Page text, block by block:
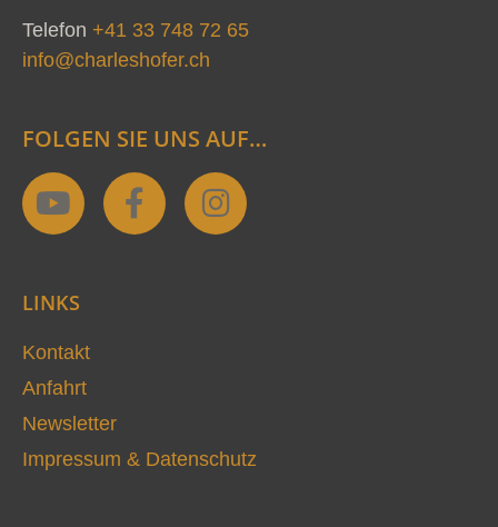
Telefon +41 33 748 72 65
info@charleshofer.ch
FOLGEN SIE UNS AUF…
Y
o
u
b
e
F
a
f
I
n
LINKS
Kontakt
Anfahrt
Newsletter
Impressum & Datenschutz